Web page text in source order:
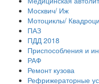
Москвич/ Иж
Мотоциклы/
ПАЗ
ПДД 2018
Приспособления и
РАФ
Ремонт кузова
Рефрижераторные